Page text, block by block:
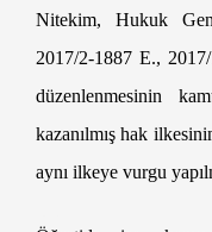
Nitekim, Hukuk
2017/2-1887 E.,
düzenlenmesinin
kazanılmış hak
aynı ilkeye vurgu